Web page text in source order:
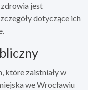
zdrowia jest
dotyczące ich
które zaistniały w
we Wrocławiu